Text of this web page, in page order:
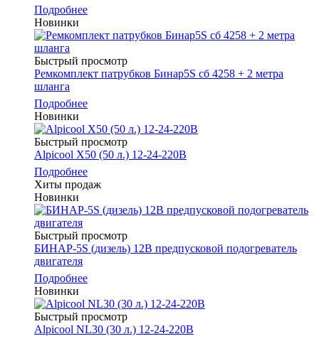
Подробнее
Новинки
Быстрый просмотр
Ремкомплект патрубков Бинар5S сб 4258 + 2 метра
шланга
Подробнее
Новинки
Быстрый просмотр
Alpicool Х50 (50 л.) 12-24-220В
Подробнее
Хиты продаж
Новинки
Быстрый просмотр
БИНАР-5S (дизель) 12В предпусковой подогреватель
двигателя
Подробнее
Новинки
Быстрый просмотр
Alpicool NL30 (30 л.) 12-24-220В